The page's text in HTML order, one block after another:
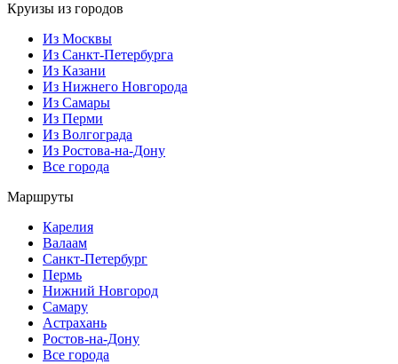
Круизы из городов
Из Москвы
Из Санкт-Петербурга
Из Казани
Из Нижнего Новгорода
Из Самары
Из Перми
Из Волгограда
Из Ростова-на-Дону
Все города
Маршруты
Карелия
Валаам
Санкт-Петербург
Пермь
Нижний Новгород
Самару
Астрахань
Ростов-на-Дону
Все города